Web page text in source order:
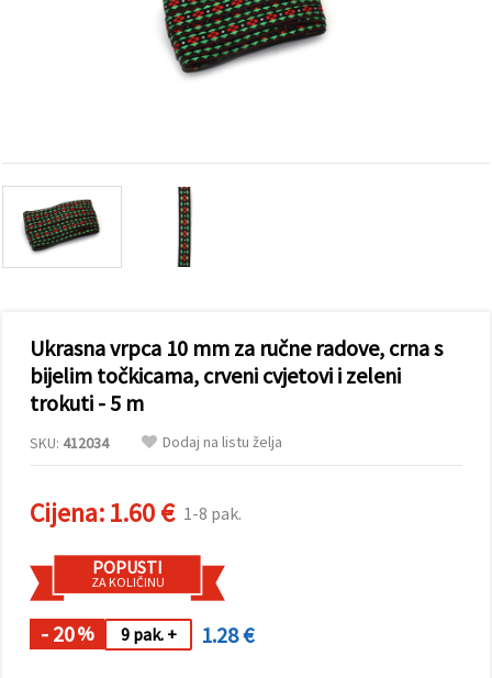
prikazivali
oglase,
uključujući
uz pomoć
naših
Možete
pristati na
korištenje
svih
klikom na
"Prihvati
sve!" Ili
svoje
preferencije
Postavkama
odabirom
određene
kolačića i
klikom na
Ukrasna vrpca 10 mm za ručne radove, crna s
bijelim točkicama, crveni cvjetovi i zeleni
trokuti - 5 m
SKU: 412034 Dodaj na listu želja
Cijena:1.60 € 1-8 pak.
POPUSTI
ZA KOLIČINU
- 20% 9 pak. + 1.28 €